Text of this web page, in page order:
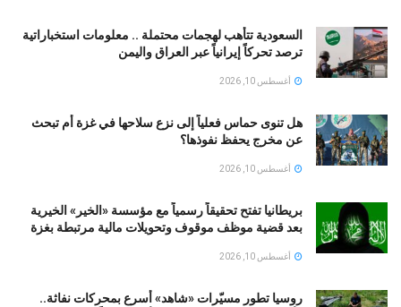
السعودية تتأهب لهجمات محتملة .. معلومات استخباراتية
ترصد تحركاً إيرانياً عبر العراق واليمن
أغسطس 10, 2026
هل تنوى حماس فعلياً إلى نزع سلاحها في غزة أم تبحث
عن مخرج يحفظ نفوذها؟
أغسطس 10, 2026
بريطانيا تفتح تحقيقاً رسمياً مع مؤسسة «الخير» الخيرية
بعد قضية موظف موقوف وتحويلات مالية مرتبطة بغزة
أغسطس 10, 2026
روسيا تطور مسيّرات «شاهد» أسرع بمحركات نفاثة..